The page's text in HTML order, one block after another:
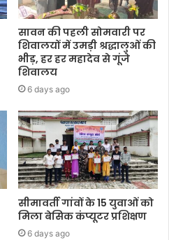
सावन की पहली सोमवारी पर
शिवालयों में उमड़ी श्रद्धालुओं की
भीड़, हर हर महादेव से गूंजे
शिवालय
6 days ago
सीमावर्ती गांवों के 15 युवाओं को
मिला बेसिक कंप्यूटर प्रशिक्षण
6 days ago